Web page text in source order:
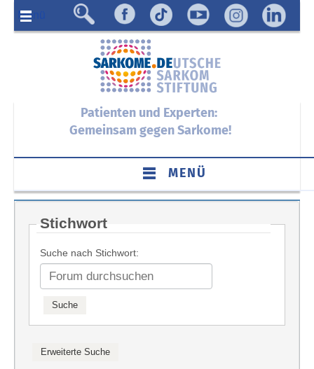
Menü
Patienten und Experten:
Gemeinsam gegen Sarkome!
MENÜ
Stichwort
Suche nach Stichwort: